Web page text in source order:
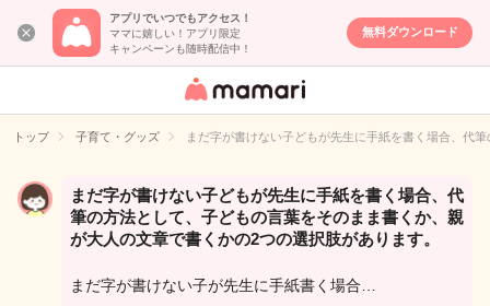
アプリでいつでもアクセス！
ママに嬉しい！アプリ限定
キャンペーンも随時配信中！
無料ダウンロード
女性専用匿名QA
イト
トップ 子育て・グッズ まだ字が書けない子どもが先生に手紙を書く場合、代
まだ字が書けない子どもが先生に手紙を書く場合、代
筆の方法として、子どもの言葉をそのまま書くか、親
が大人の文章で書くかの2つの選択肢があります。
まだ字が書けない子が先生に手紙書く場合…